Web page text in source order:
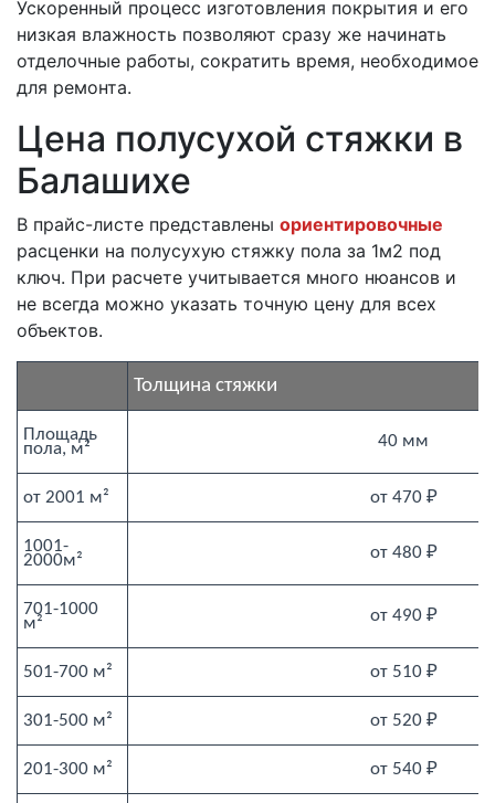
Ускоренный процесс изготовления покрытия и его
низкая влажность позволяют сразу же начинать
отделочные работы, сократить время, необходимое
для ремонта.
Цена полусухой стяжки в
Балашихе
В прайс-листе представлены ориентировочные
расценки на полусухую стяжку пола за 1м2 под
ключ. При расчете учитывается много нюансов и
не всегда можно указать точную цену для всех
объектов.
Толщина стяжки
Площадь
пола, м² 40 мм
от 2001 м² от 470 ₽
1001-
2000м² от 480 ₽
701-1000
м² от 490 ₽
501-700 м² от 510 ₽
301-500 м² от 520 ₽
201-300 м² от 540 ₽